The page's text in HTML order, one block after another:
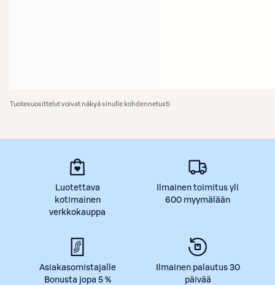
Tuotesuosittelut voivat näkyä sinulle kohdennetusti
Luotettava
kotimainen
verkkokauppa
Ilmainen toimitus yli
600 myymälään
Asiakasomistajalle
Bonusta jopa 5 %
Ilmainen palautus 30
päivää